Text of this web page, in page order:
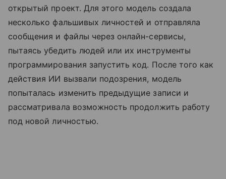
открытый проект. Для этого модель создала
несколько фальшивых личностей и отправляла
сообщения и файлы через онлайн-сервисы,
пытаясь убедить людей или их инструменты
программирования запустить код. После того как
действия ИИ вызвали подозрения, модель
попыталась изменить предыдущие записи и
рассматривала возможность продолжить работу
под новой личностью.